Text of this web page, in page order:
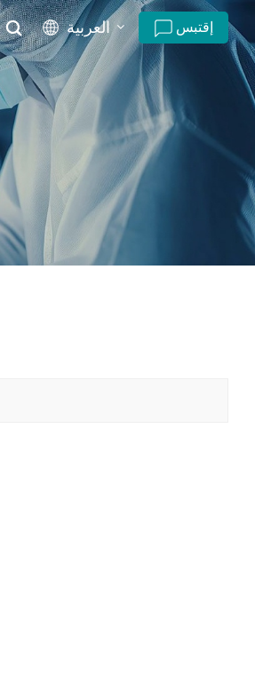
العربية
English
русский
español
português
إقتبس